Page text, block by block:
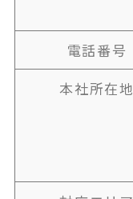
電話番号
本社所在地